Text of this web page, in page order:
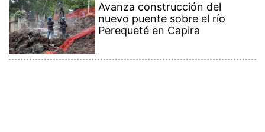
Avanza construcción del
nuevo puente sobre el río
Perequeté en Capira